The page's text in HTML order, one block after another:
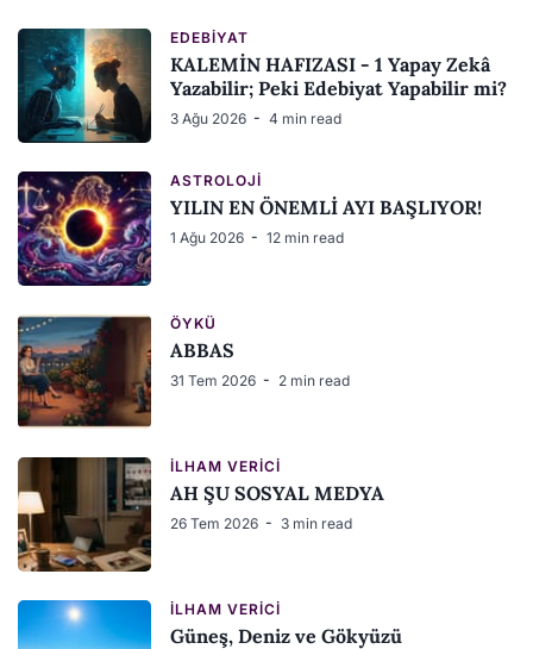
EDEBIYAT
KALEMİN HAFIZASI - 1 Yapay Zekâ
Yazabilir; Peki Edebiyat Yapabilir mi?
3 Ağu 2026 4 min read
ASTROLOJI
YILIN EN ÖNEMLİ AYI BAŞLIYOR!
1 Ağu 2026 12 min read
ÖYKÜ
ABBAS
31 Tem 2026 2 min read
İLHAM VERICI
AH ŞU SOSYAL MEDYA
26 Tem 2026 3 min read
İLHAM VERICI
Güneş, Deniz ve Gökyüzü